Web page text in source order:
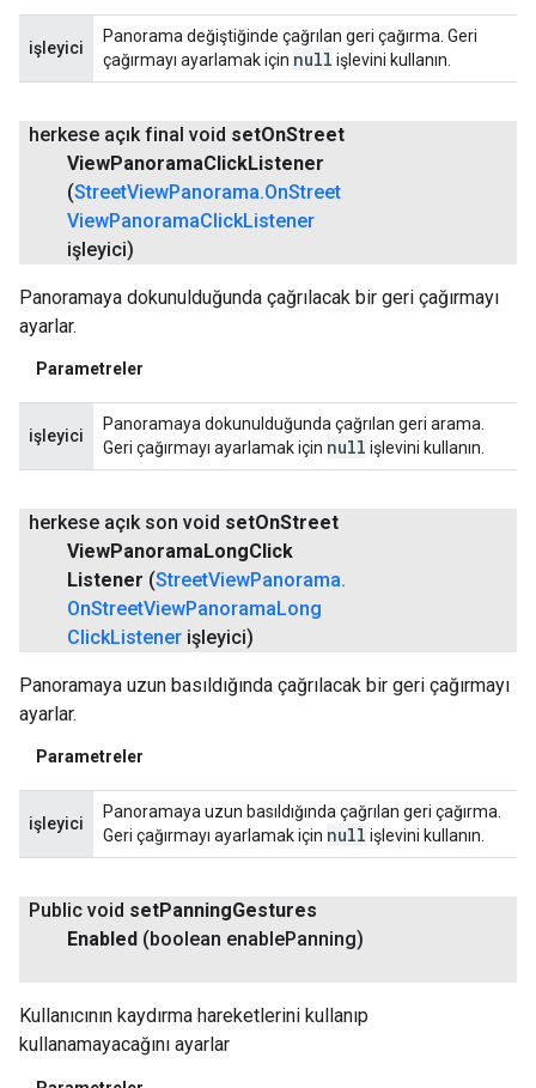
işleyici
Panorama değiştiğinde çağrılan geri çağırma. Geri
çağırmayı ayarlamak için null işlevini kullanın.
herkese açık final void setOnStreet
ViewPanoramaClickListener
(StreetViewPanorama.OnStreet
ViewPanoramaClickListener
işleyici)
Panoramaya dokunulduğunda çağrılacak bir geri çağırmayı
ayarlar.
Parametreler
işleyici
Panoramaya dokunulduğunda çağrılan geri arama.
Geri çağırmayı ayarlamak için null işlevini kullanın.
herkese açık son void setOnStreet
ViewPanoramaLongClick
Listener (StreetViewPanorama.
OnStreetViewPanorama Long
ClickListener işleyici)
Panoramaya uzun basıldığında çağrılacak bir geri çağırmayı
ayarlar.
Parametreler
işleyici
Panoramaya uzun basıldığında çağrılan geri çağırma.
Geri çağırmayı ayarlamak için null işlevini kullanın.
Public void setPanningGestures
Enabled (boolean enablePanning)
Kullanıcının kaydırma hareketlerini kullanıp
kullanamayacağını ayarlar